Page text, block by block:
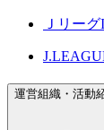
Ｊリー
運営組織・活動